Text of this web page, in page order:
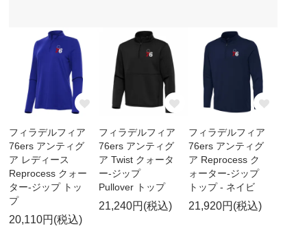
フィラデルフィア
76ers アンティグ
ア レディース
Reprocess クォー
ター-ジップ トッ
プ
20,110円(税込)
フィラデルフィア
76ers アンティグ
ア Twist クォータ
ー-ジップ
Pullover トップ
21,240円(税込)
フィラデルフィア
76ers アンティグ
ア Reprocess ク
ォーター-ジップ
トップ - ネイビ
21,920円(税込)